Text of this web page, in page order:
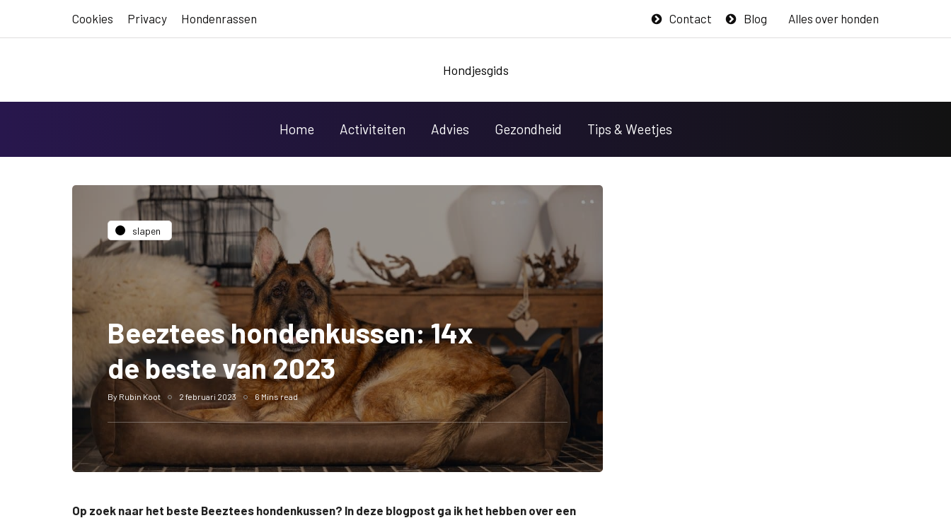
Cookies Privacy Hondenrassen Blog
Contact Alles over honden
Hondjesgids
Home Activiteiten Advies Gezondheid Tips & Weetjes
slapen
Beeztees hondenkussen: 14x
de beste van 2023
By Rubin Koot 2 februari 2023 6 Mins read
Op zoek naar het beste Beeztees hondenkussen? In deze blogpost ga ik het hebben over een